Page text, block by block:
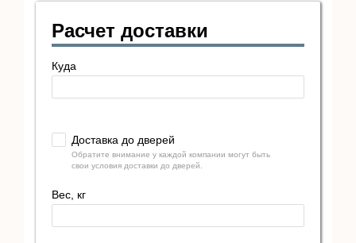
Расчет доставки
Куда
Доставка до дверей
Обратите внимание у каждой компании могут быть
свои условия доставки до дверей.
Вес, кг